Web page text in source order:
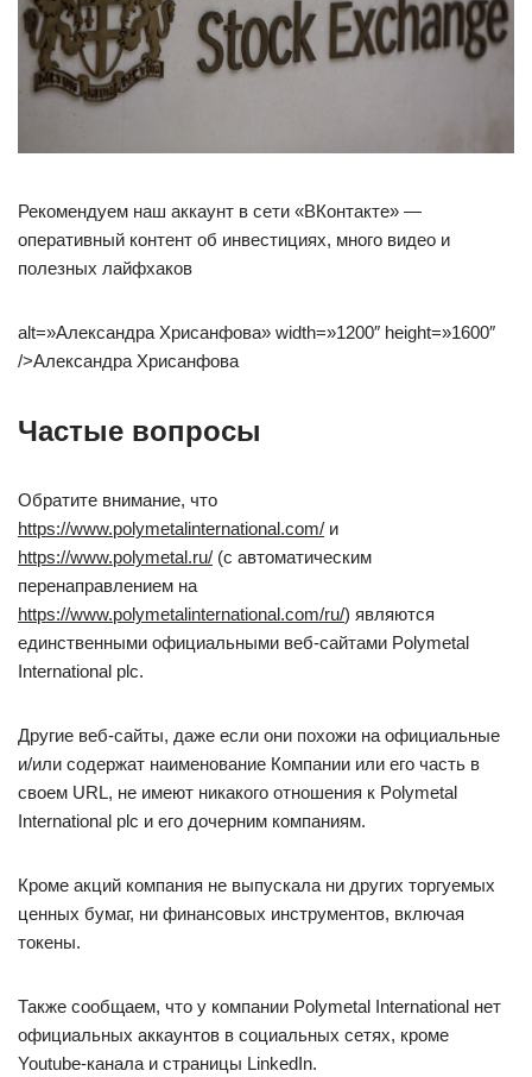
Рекомендуем наш аккаунт в сети «ВКонтакте» —
оперативный контент об инвестициях, много видео и
полезных лайфхаков
alt=»Александра Хрисанфова» width=»1200″ height=»1600″
/>Александра Хрисанфова
Частые вопросы
Обратите внимание, что
https://www.polymetalinternational.com/ и
https://www.polymetal.ru/ (с автоматическим
перенаправлением на
https://www.polymetalinternational.com/ru/) являются
единственными официальными веб-сайтами Polymetal
International plc.
Другие веб-сайты, даже если они похожи на официальные
и/или содержат наименование Компании или его часть в
своем URL, не имеют никакого отношения к Polymetal
International plc и его дочерним компаниям.
Кроме акций компания не выпускала ни других торгуемых
ценных бумаг, ни финансовых инструментов, включая
токены.
Также сообщаем, что у компании Polymetal International нет
официальных аккаунтов в социальных сетях, кроме
Youtube-канала и страницы LinkedIn.